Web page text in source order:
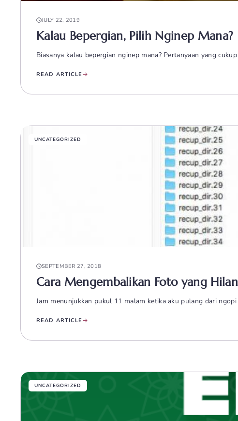
JULY 22, 2019
Kalau Bepergian, Pilih Nginep Mana?
Biasanya kalau bepergian nginep mana? Pertanyaan yang
READ ARTICLE
UNCATEGORIZED
SEPTEMBER 27, 2018
Cara Mengembalikan Foto yang
Jam menunjukkan pukul 11 malam ketika aku pulang dari
READ ARTICLE
UNCATEGORIZED